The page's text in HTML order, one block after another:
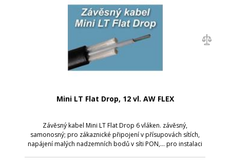
Mini LT Flat Drop, 12 vl. AW FLEX
Závěsný kabel Mini LT Flat Drop 6 vláken. závěsný,
samonosný; pro zákaznické připojení v přísupovách sítích,
napájení malých nadzemních bodů v síti PON,... pro instalaci